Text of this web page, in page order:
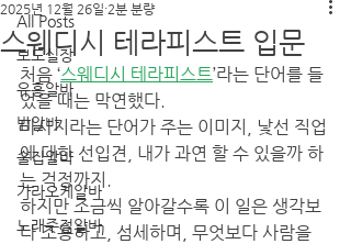
All Posts
보도실장
유흥알바
밤알바
술집알바
가라오케알바
노래주점알바
스웨디시 테라피스트 입문
2025년 12월 26일 2분 분량
처음 ‘스웨디시 테라피스트’라는 단어를 들
었을 때는 막연했다.
마사지라는 단어가 주는 이미지, 낯선 직업
에 대한 선입견, 내가 과연 할 수 있을까 하
는 걱정까지.
하지만 조금씩 알아갈수록 이 일은 생각보
다 조용하고, 섬세하며, 무엇보다 사람을